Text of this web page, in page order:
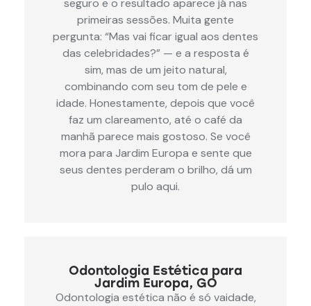
seguro e o resultado aparece já nas
primeiras sessões. Muita gente
pergunta: “Mas vai ficar igual aos dentes
das celebridades?” — e a resposta é
sim, mas de um jeito natural,
combinando com seu tom de pele e
idade. Honestamente, depois que você
faz um clareamento, até o café da
manhã parece mais gostoso. Se você
mora para Jardim Europa e sente que
seus dentes perderam o brilho, dá um
pulo aqui.
Odontologia Estética para
Jardim Europa, GO
Odontologia estética não é só vaidade,